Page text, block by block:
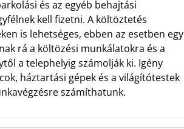
és az egyéb behajtási
kell fizetni. A költöztetés
is lehetséges, ebben az esetben egy
rá a költözési munkálatokra és a
a telephelyig számolják ki. Igény
háztartási gépek és a világítótestek
számíthatunk.